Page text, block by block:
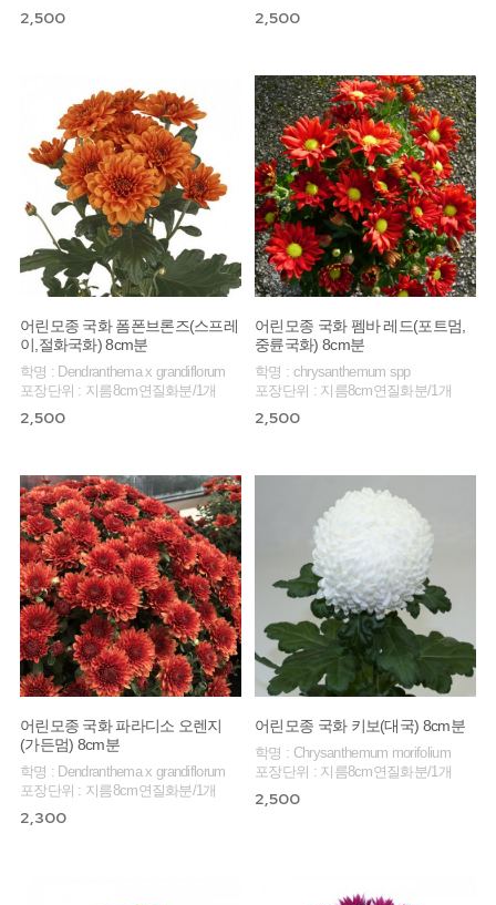
2,500 2,500
어린모종 국화 폼폰브론즈(스프레
이,절화국화) 8cm분
학명 : Dendranthema x grandiflorum
포장단위 : 지름8cm연질화분/1개
2,500
어린모종 국화 펨바 레드(포트멈,
중륜국화) 8cm분
학명 : chrysanthemum spp
포장단위 : 지름8cm연질화분/1개
2,500
어린모종 국화 파라디소 오렌지
(가든멈) 8cm분
학명 : Dendranthema x grandiflorum
포장단위 : 지름8cm연질화분/1개
2,300
어린모종 국화 키보(대국) 8cm분
학명 : Chrysanthemum morifolium
포장단위 : 지름8cm연질화분/1개
2,500